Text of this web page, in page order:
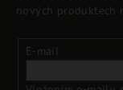
nových produktech
E-mail